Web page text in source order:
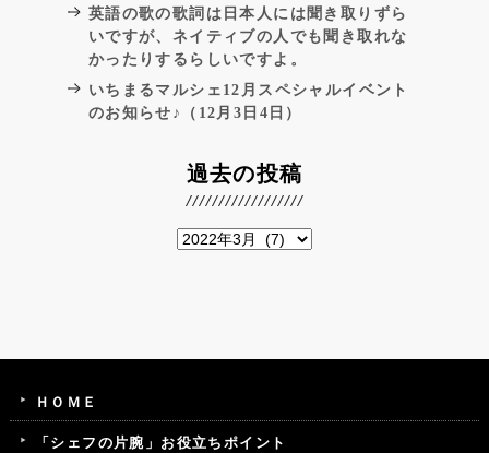
英語の歌の歌詞は日本人には聞き取りずら
いですが、ネイティブの人でも聞き取れな
かったりするらしいですよ。
いちまるマルシェ12月スペシャルイベント
のお知らせ♪（12月3日4日）
過去の投稿
ＨＯＭＥ
「シェフの片腕」お役立ちポイント